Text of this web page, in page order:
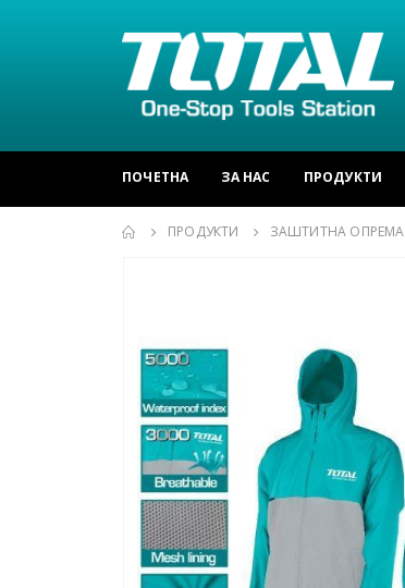
ПОЧЕТНА ЗА НАС ПРОДУКТИ
ПРОДУКТИ ЗАШТИТНА ОПРЕМА